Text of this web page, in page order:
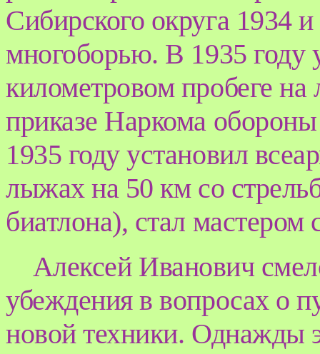
Сибирского округа 1934
многоборью. В 1935 году
километровом пробеге
приказе Наркома
1935 году установил
лыжах на 50 км со
биатлона), стал
Алексей Иванович
убеждения в вопросах о
новой техники. Однажды